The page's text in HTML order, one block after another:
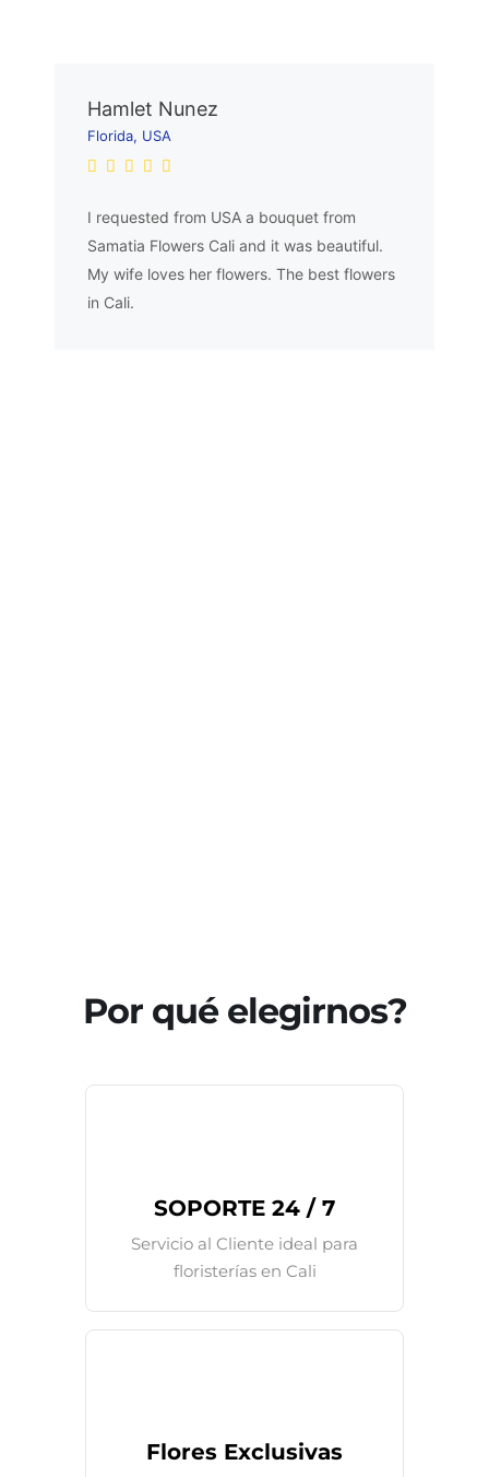
Hamlet Nunez
Florida, USA
I requested from USA a bouquet from
Samatia Flowers Cali and it was beautiful.
My wife loves her flowers. The best flowers
in Cali.
Por qué elegirnos?
SOPORTE 24 / 7
Servicio al Cliente ideal para
floristerías en Cali
Flores Exclusivas